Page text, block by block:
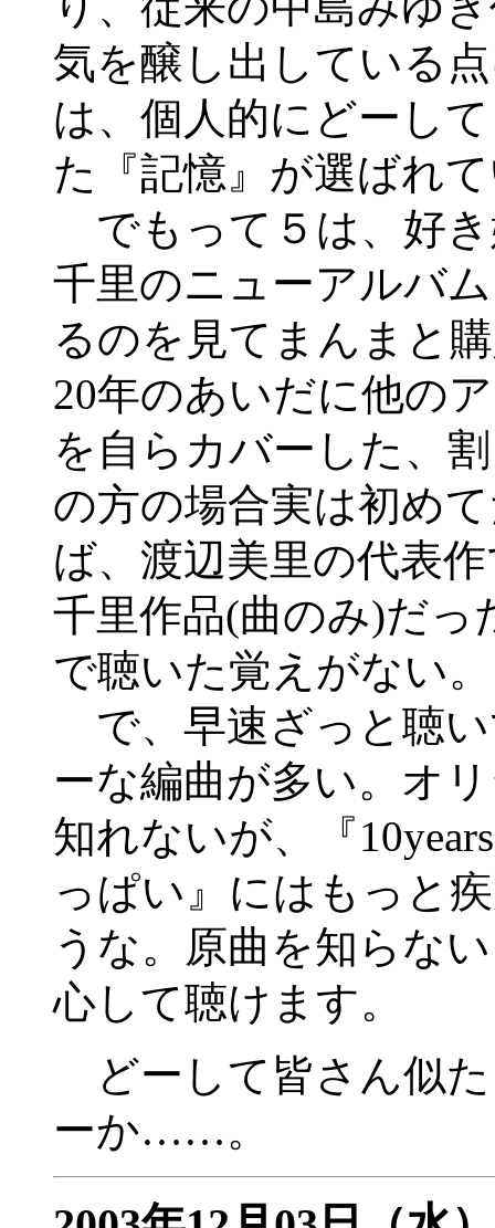
気を醸し出している
は、個人的にどーし
た『記憶』が選ばれ
でもって５は、好
千里のニューアルバ
るのを見てまんまと
20年のあいだに他の
を自らカバーした、
の方の場合実は初め
ば、渡辺美里の代表
千里作品(曲のみ)だっ
で聴いた覚えがない。
で、早速ざっと聴
ーな編曲が多い。オ
知れないが、『
っぱい』にはもっと
うな。原曲を知らな
心して聴けます。
どーして皆さん似
ーか……。